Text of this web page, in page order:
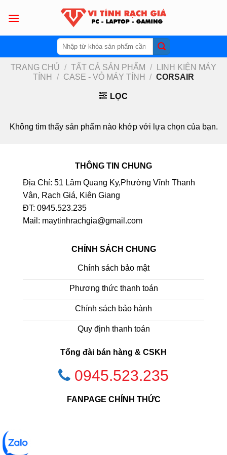
Tìm
kiếm:
TRANG CHỦ / TẤT CẢ SẢN PHẨM /
LINH KIỆN MÁY
TÍNH
/ CASE - VỎ MÁY TÍNH / CORSAIR
LỌC
Không tìm thấy sản phẩm nào khớp với lựa chọn của bạn.
THÔNG TIN CHUNG
Địa Chỉ: 51 Lâm Quang Ky,Phường Vĩnh Thanh
Vân, Rạch Giá, Kiên Giang
ĐT: 0945.523.235
Mail: maytinhrachgia@gmail.com
CHÍNH SÁCH CHUNG
Chính sách bảo mật
Phương thức thanh toán
Chính sách bảo hành
Quy định thanh toán
Tổng đài bán hàng & CSKH
0945.523.235
FANPAGE CHÍNH THỨC